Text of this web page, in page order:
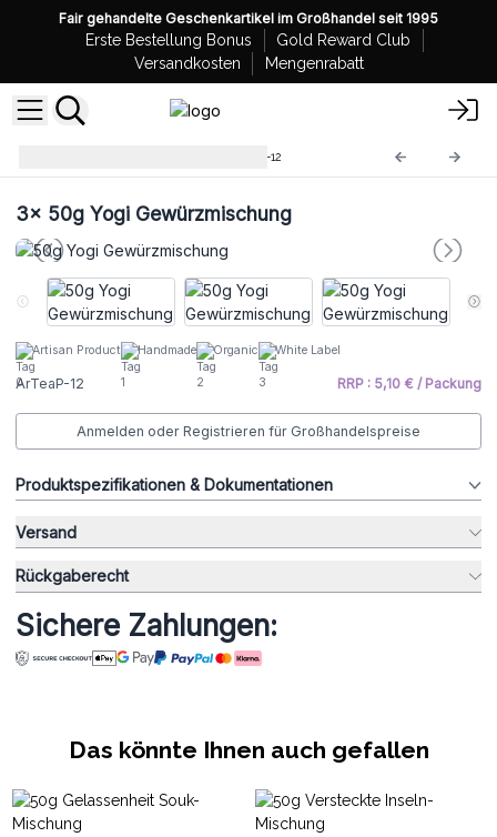
Fair gehandelte Geschenkartikel im Großhandel seit 1995
Erste Bestellung Bonus
Gold Reward Club
Versandkosten
Mengenrabatt
ArTeaP-12
3x 50g Yogi Gewürzmischung
Artisan Product Handmade Organic White Label
ArTeaP-12 RRP : 5,10 € / Packung
Anmelden oder Registrieren für Großhandelspreise
Produktspezifikationen & Dokumentationen
Versand
Rückgaberecht
Sichere Zahlungen:
Das könnte Ihnen auch gefallen